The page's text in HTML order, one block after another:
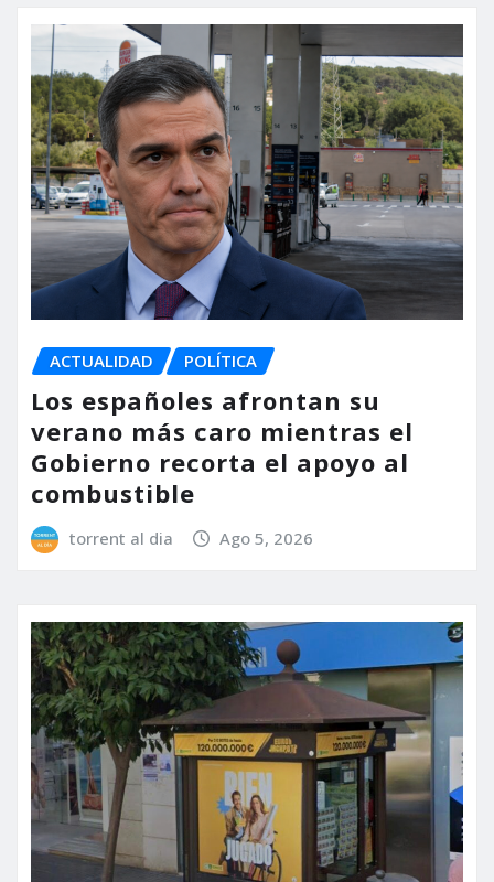
ACTUALIDAD POLÍTICA
Los españoles afrontan su
verano más caro mientras el
Gobierno recorta el apoyo al
combustible
torrent al dia Ago 5, 2026